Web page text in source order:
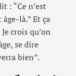
: “Ce n’est
là.” Et ça
crois qu’on
se dire
bien”.